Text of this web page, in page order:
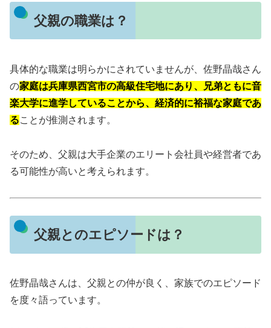
父親の職業は？
具体的な職業は明らかにされていませんが、佐野晶哉さん
の家庭は兵庫県西宮市の高級住宅地にあり、兄弟ともに音
楽大学に進学していることから、経済的に裕福な家庭であ
ることが推測されます。
そのため、父親は大手企業のエリート会社員や経営者であ
る可能性が高いと考えられます。
父親とのエピソードは？
佐野晶哉さんは、父親との仲が良く、家族でのエピソード
を度々語っています。